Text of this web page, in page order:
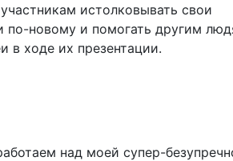
истолковывать свои
по-новому и помогать другим
в ходе их презентации.
над моей супер-